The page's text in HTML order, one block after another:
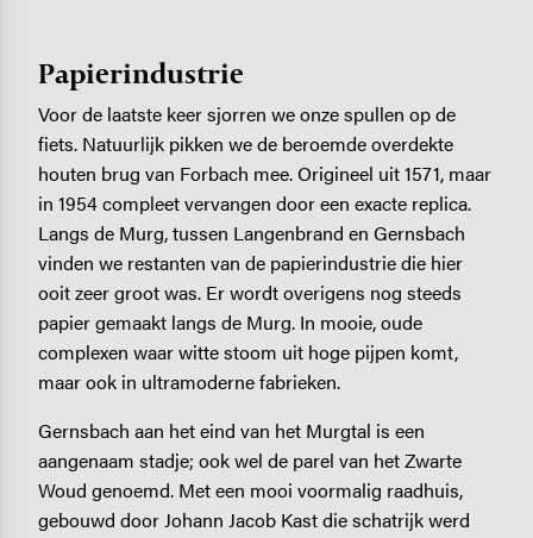
Papierindustrie
Voor de laatste keer sjorren we onze spullen op de
fiets. Natuurlijk pikken we de beroemde overdekte
houten brug van Forbach mee. Origineel uit 1571, maar
in 1954 compleet vervangen door een exacte replica.
Langs de Murg, tussen Langenbrand en Gernsbach
vinden we restanten van de papierindustrie die hier
ooit zeer groot was. Er wordt overigens nog steeds
papier gemaakt langs de Murg. In mooie, oude
complexen waar witte stoom uit hoge pijpen komt,
maar ook in ultramoderne fabrieken.
Gernsbach aan het eind van het Murgtal is een
aangenaam stadje; ook wel de parel van het Zwarte
Woud genoemd. Met een mooi voormalig raadhuis,
gebouwd door Johann Jacob Kast die schatrijk werd